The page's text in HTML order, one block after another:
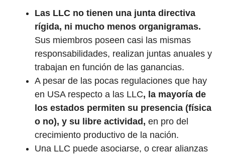
Las LLC no tienen una junta directiva
rígida, ni mucho menos organigramas.
Sus miembros poseen casi las mismas
responsabilidades, realizan juntas anuales y
trabajan en función de las ganancias.
A pesar de las pocas regulaciones que hay
en USA respecto a las LLC, la mayoría de
los estados permiten su presencia (física
o no), y su libre actividad, en pro del
crecimiento productivo de la nación.
Una LLC puede asociarse, o crear alianzas